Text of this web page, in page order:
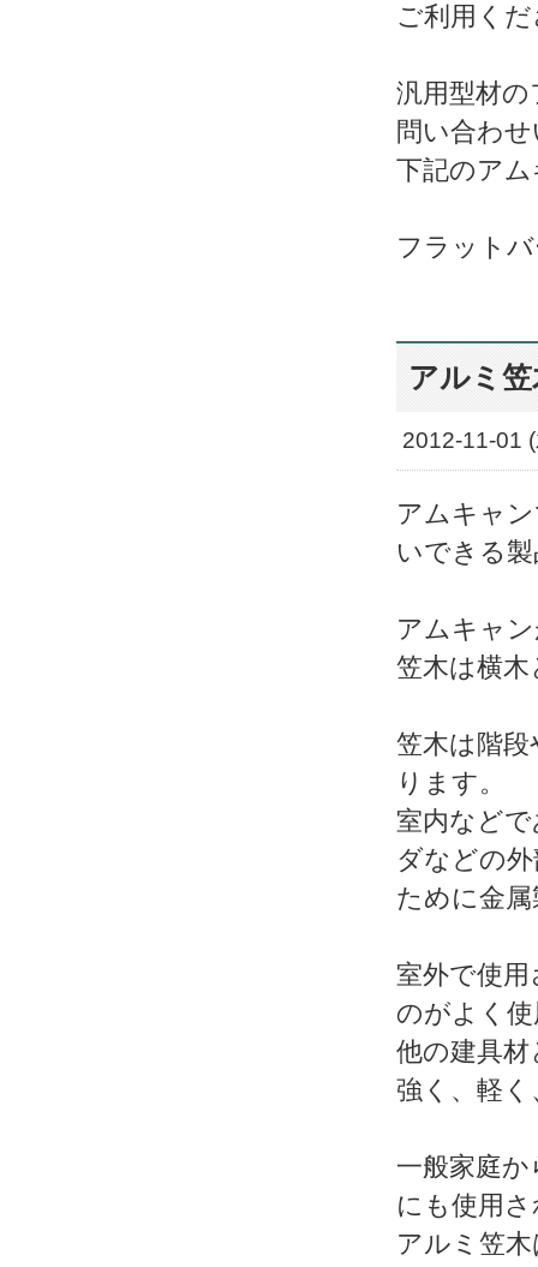
ご利用く
汎用型材
問い合わ
下記のア
フラット
アルミ
2012-11-01
アムキャ
いできる
アムキャ
笠木は横
笠木は階
ります。
室内など
ダなどの
ために金
室外で使
のがよく
他の建具
強く、軽
一般家庭
にも使用
アルミ笠